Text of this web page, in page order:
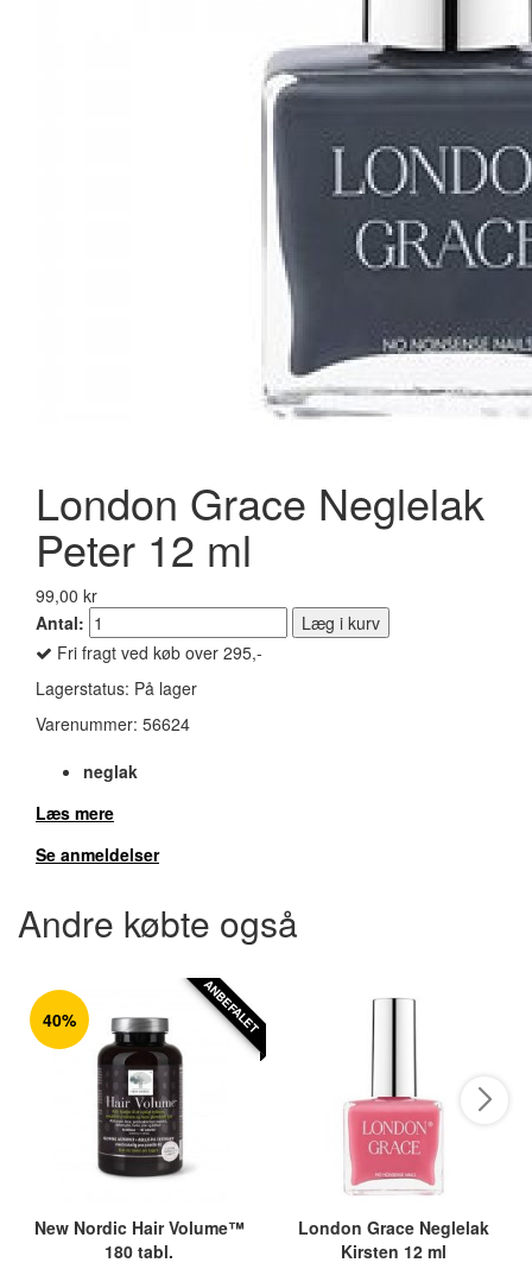
New Nordic Magnesium Malate 270 kaps - 2 for 529,-
Læg i kurv
London Grace Neglelak
Peter 12 ml
99,00 kr
Antal:
Læg i kurv
Fri fragt ved køb over 295,-
Lagerstatus: På lager
Varenummer: 56624
neglak
Læs mere
Se anmeldelser
Andre købte også
40%
New Nordic Hair Volume™
180 tabl.
ANBEFALET
London Grace Neglelak
Kirsten 12 ml